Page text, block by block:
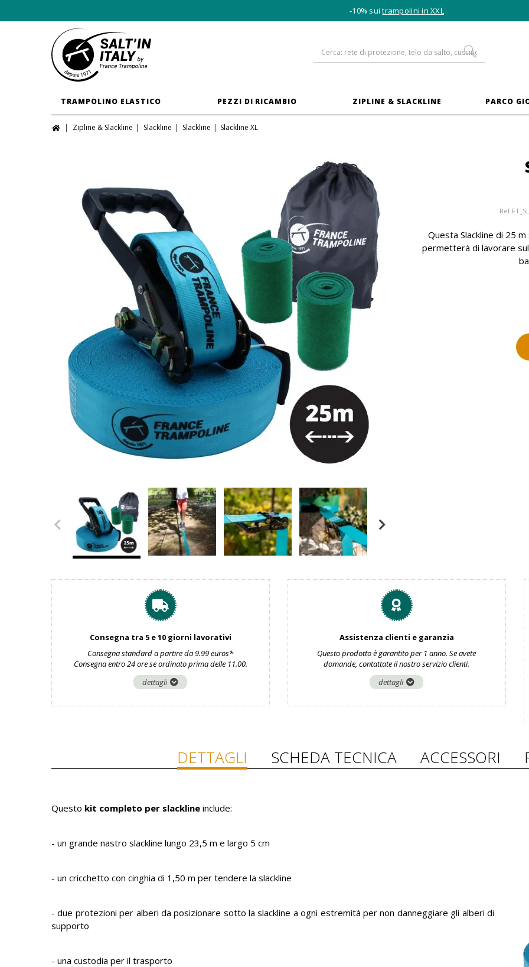
-10% suitrampolini in XXL
TRAMPOLINO ELASTICO PEZZI DI RICAMBIO ZIPLINE & SLACKLINE PARCO
Zipline & Slackline Slackline Slackline Slackline XL
Ref
Questa Slackline di 25
permetterà di lavorare
Consegna tra 5 e 10 giorni lavorativi
Consegna standard a partire da 9.99 euros*
Consegna entro 24 ore se ordinato prima delle 11.00.
dettagli
Assistenza clienti e garanzia
Questo prodotto è garantito per 1 anno. Se avete
domande, contattate il nostro servizio clienti.
dettagli
DETTAGLI SCHEDA TECNICA ACCESSORI
Questo kit completo per slackline include:
- un grande nastro slackline lungo 23,5 m e largo 5 cm
- un cricchetto con cinghia di 1,50 m per tendere la slackline
- due protezioni per alberi da posizionare sotto la slackline a ogni estremità per non danneggiare gli alberi di
supporto
- una custodia per il trasporto